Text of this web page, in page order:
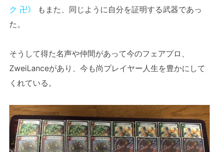
ク 卍》
もまた、同じように自分を証明する武器であっ
た。
そうして得た名声や仲間があって今のフェアプロ、
ZweiLanceがあり、今も尚プレイヤー人生を豊かにして
くれている。